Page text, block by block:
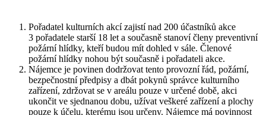
Pořadatel kulturních akcí zajistí nad 200 účastníků akce
3 pořadatele starší 18 let a současně stanoví členy preventivní
požární hlídky, kteří budou mít dohled v sále. Členové
požární hlídky nohou být současně i pořadateli akce.
Nájemce je povinen dodržovat tento provozní řád, požární,
bezpečnostní předpisy a dbát pokynů správce kulturního
zařízení, zdržovat se v areálu pouze v určené době, akci
ukončit ve sjednanou dobu, užívat veškeré zařízení a plochy
pouze k účelu, kterému jsou určeny. Nájemce má povinnost